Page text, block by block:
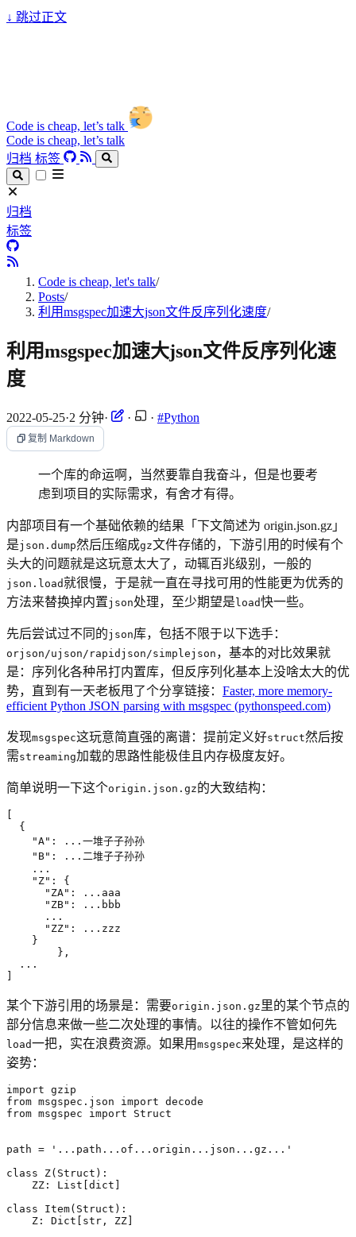
↓ 跳过正文
Code is cheap, let’s talk
Code is cheap, let’s talk
归档 标签
归档
标签
Code is cheap, let's talk/
Posts/
利用msgspec加速大json文件反序列化速度/
利用msgspec加速大json文件反序列化速
度
2022-05-25·2 分钟· · · #Python
复制 Markdown
一个库的命运啊，当然要靠自我奋斗，但是也要考
虑到项目的实际需求，有舍才有得。
内部项目有一个基础依赖的结果「下文简述为 origin.json.gz」
是json.dump然后压缩成gz文件存储的，下游引用的时候有个
头大的问题就是这玩意太大了，动辄百兆级别，一般的
json.load就很慢，于是就一直在寻找可用的性能更为优秀的
方法来替换掉内置json处理，至少期望是load快一些。
先后尝试过不同的json库，包括不限于以下选手：
orjson/ujson/rapidjson/simplejson ，基本的对比效果就
是：序列化各种吊打内置库，但反序列化基本上没啥太大的优
势，直到有一天老板甩了个分享链接： Faster, more memory-
efficient Python JSON parsing with msgspec (pythonspeed.com)
发现msgspec这玩意简直强的离谱：提前定义好struct然后按
需streaming加载的思路性能极佳且内存极度友好。
简单说明一下这个origin.json.gz的大致结构：
[
{
"A" : ... 一堆子子孙孙
"B" : ... 二堆子子孙孙
...
"Z" :
{
"ZA" : ... aaa
"ZB" : ... bbb
...
"ZZ" : ... zzz
}
},
...
]
某个下游引用的场景是：需要origin.json.gz 里的某个节点的
部分信息来做一些二次处理的事情。以往的操作不管如何先
load一把，实在浪费资源。如果用 msgspec来处理，是这样的
姿势：
import gzip
from msgspec.json import decode
from msgspec import Struct
path =
'...path...of...origin...json...gz...'
class
Z( Struct ):
ZZ : List [dict ]
class
Item( Struct ):
Z : Dict [ str , ZZ]